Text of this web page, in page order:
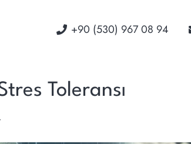
‭+90 (530) 967 08 94‬
Toleransı